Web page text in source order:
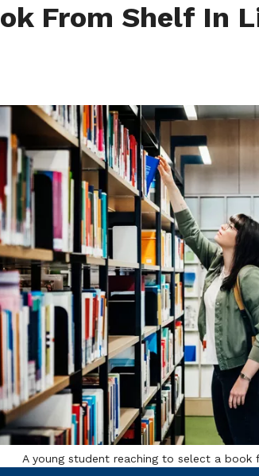
From Shelf In
A young student reaching to select a